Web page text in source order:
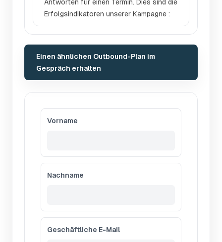
Antworten für einen Termin. Dies sind die
Erfolgsindikatoren unserer Kampagne :
Einen ähnlichen Outbound-Plan im
Gespräch erhalten
Vorname
Nachname
Geschäftliche E-Mail